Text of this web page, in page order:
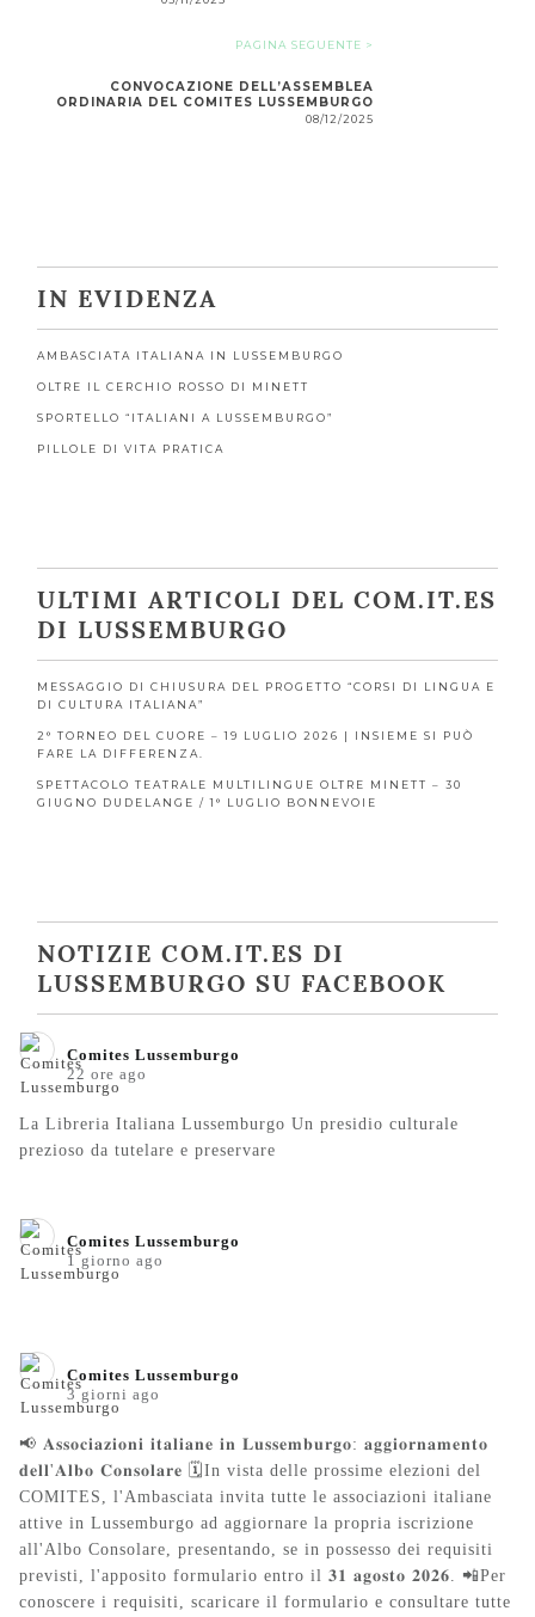
PAGINA SEGUENTE >
CONVOCAZIONE DELL’ASSEMBLEA
ORDINARIA DEL COMITES LUSSEMBURGO
08/12/2025
IN EVIDENZA
AMBASCIATA ITALIANA IN LUSSEMBURGO
OLTRE IL CERCHIO ROSSO DI MINETT
SPORTELLO “ITALIANI A LUSSEMBURGO”
PILLOLE DI VITA PRATICA
ULTIMI ARTICOLI DEL COM.IT.ES
DI LUSSEMBURGO
MESSAGGIO DI CHIUSURA DEL PROGETTO “CORSI DI LINGUA E
DI CULTURA ITALIANA”
2° TORNEO DEL CUORE – 19 LUGLIO 2026 | INSIEME SI PUÒ
FARE LA DIFFERENZA.
SPETTACOLO TEATRALE MULTILINGUE OLTRE MINETT – 30
GIUGNO DUDELANGE / 1° LUGLIO BONNEVOIE
NOTIZIE COM.IT.ES DI
LUSSEMBURGO SU FACEBOOK
Comites Lussemburgo️
22 ore ago
La Libreria Italiana Lussemburgo Un presidio culturale
prezioso da tutelare e preservare
Comites Lussemburgo️
1 giorno ago
Comites Lussemburgo️
3 giorni ago
📢 𝐀𝐬𝐬𝐨𝐜𝐢𝐚𝐳𝐢𝐨𝐧𝐢 𝐢𝐭𝐚𝐥𝐢𝐚𝐧𝐞 𝐢𝐧 𝐋𝐮𝐬𝐬𝐞𝐦𝐛𝐮𝐫𝐠𝐨: 𝐚𝐠𝐠𝐢𝐨𝐫𝐧𝐚𝐦𝐞𝐧𝐭𝐨
𝐝𝐞𝐥𝐥'𝐀𝐥𝐛𝐨 𝐂𝐨𝐧𝐬𝐨𝐥𝐚𝐫𝐞 🗓️In vista delle prossime elezioni del
COMITES, l'Ambasciata invita tutte le associazioni italiane
attive in Lussemburgo ad aggiornare la propria iscrizione
all'Albo Consolare, presentando, se in possesso dei requisiti
previsti, l'apposito formulario entro il 𝟑𝟏 𝐚𝐠𝐨𝐬𝐭𝐨 𝟐𝟎𝟐𝟔. 📲Per
conoscere i requisiti, scaricare il formulario e consultare tutte